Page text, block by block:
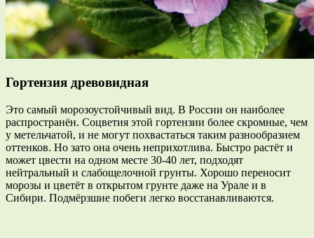
Гортензия древовидная
Это самый морозоустойчивый вид. В России он наиболее
распространён. Соцветия этой гортензии более скромные, чем
у метельчатой, и не могут похвастаться таким разнообразием
оттенков. Но зато она очень неприхотлива. Быстро растёт и
может цвести на одном месте 30-40 лет, подходят
нейтральный и слабощелочной грунты. Хорошо переносит
морозы и цветёт в открытом грунте даже на Урале и в
Сибири. Подмёрзшие побеги легко восстанавливаются.